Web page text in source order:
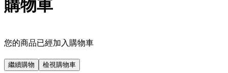
購物車
您的商品已經加入購物車
繼續購物 檢視購物車